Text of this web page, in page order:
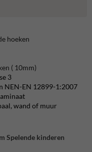
hoeken
( 10mm)
3
NEN-EN 12899-1:2007
wand of muur
Spelende kinderen